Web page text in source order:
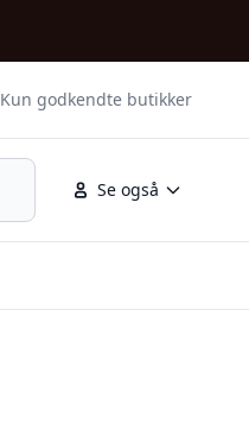
Kun godkendte butikker
Se også